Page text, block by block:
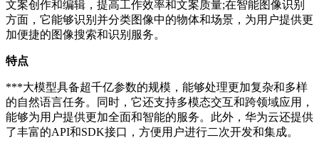
文案创作和编辑，提高工作效率和文案质量;在智能图像识别
方面，它能够识别并分类图像中的物体和场景，为用户提供更
加便捷的图像搜索和识别服务。
特点
***大模型具备超千亿参数的规模，能够处理更加复杂和多样
的自然语言任务。同时，它还支持多模态交互和跨领域应用，
能够为用户提供更加全面和智能的服务。此外，华为云还提供
了丰富的API和SDK接口，方便用户进行二次开发和集成。